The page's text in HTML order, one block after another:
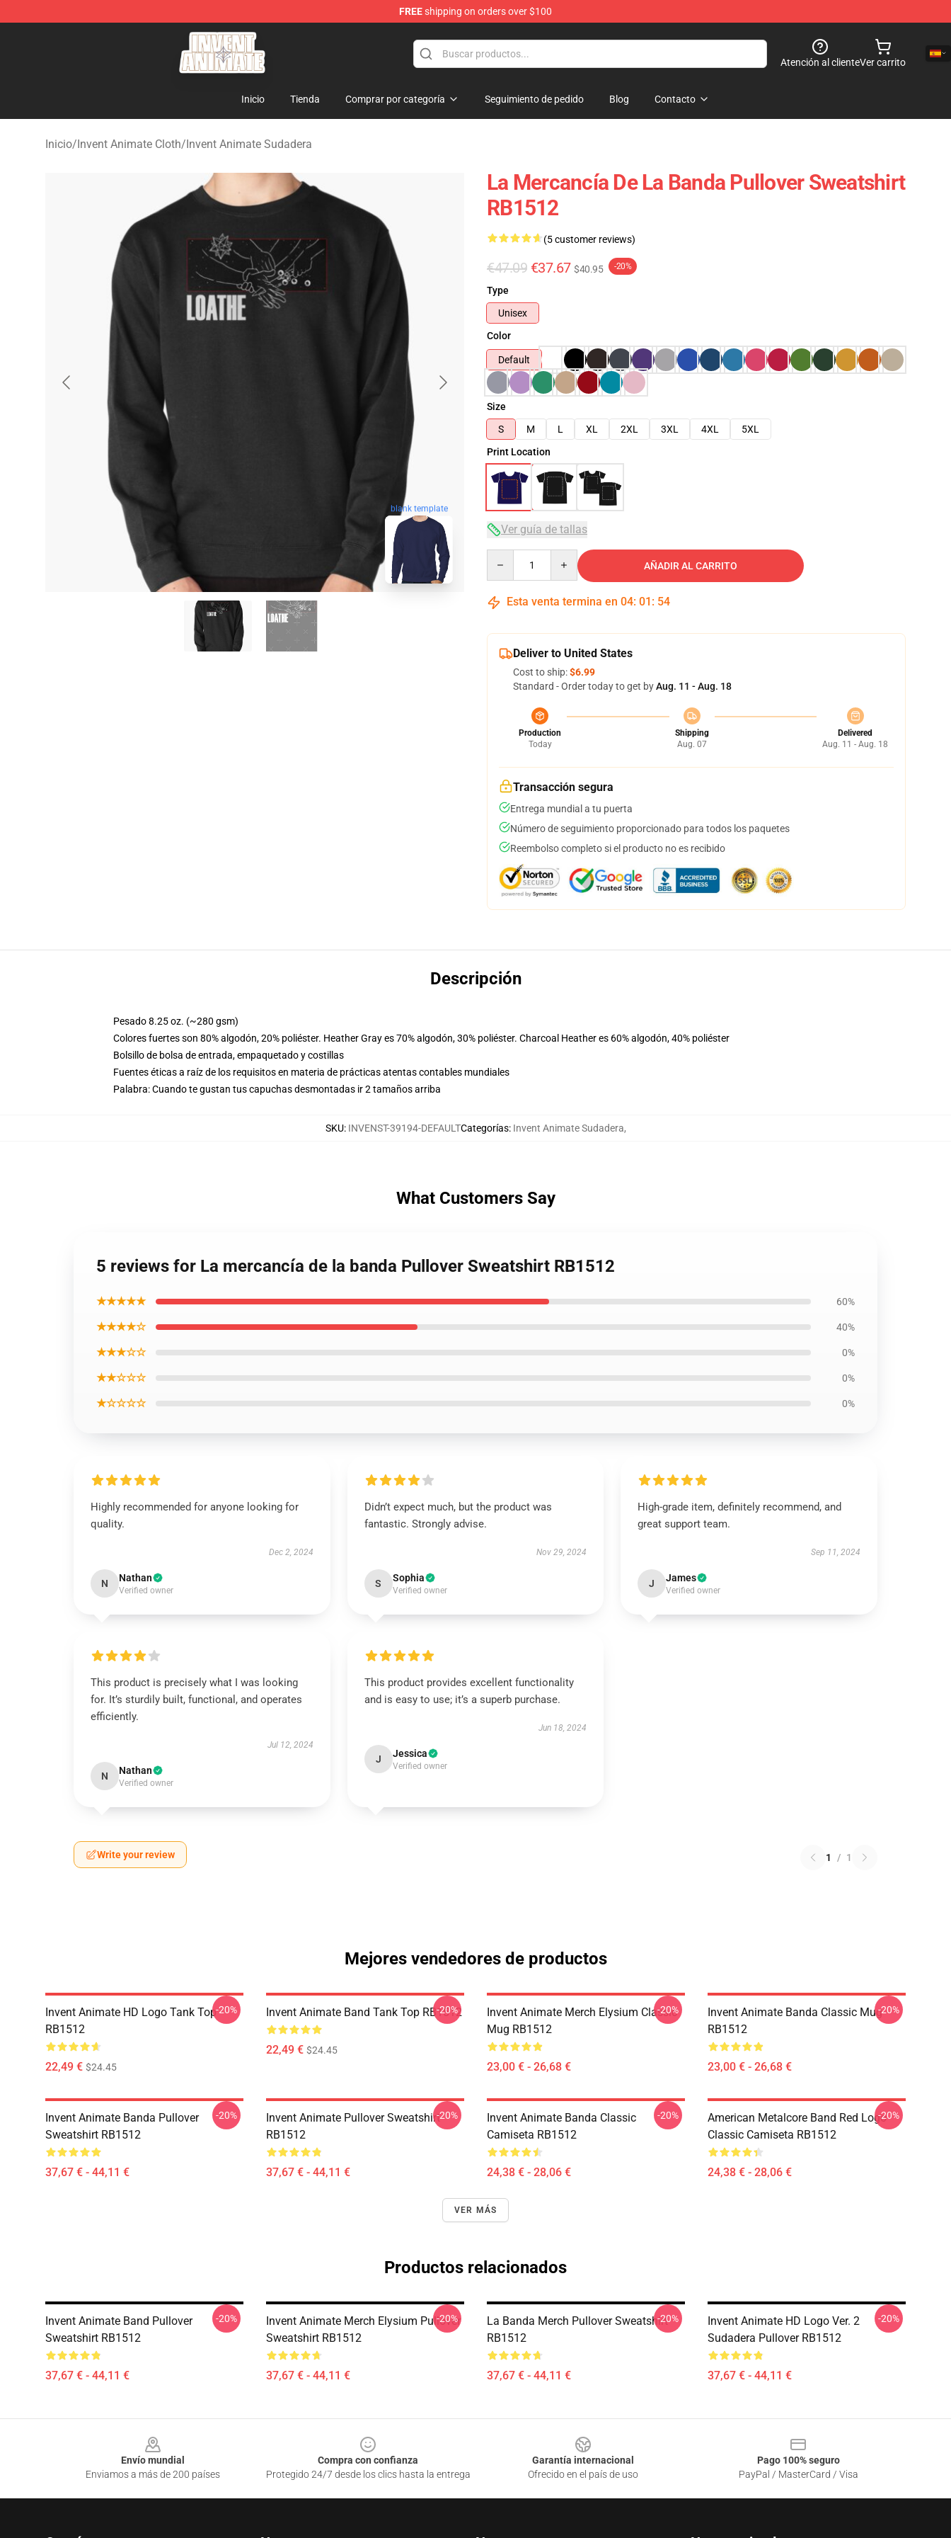
FREEshipping on orders over $100
Invent Animate Shop - Official Invent Animate Merchandise Store
Atención al clienteVer carrito
Inicio Tienda Comprar por categoría Seguimiento de pedido Blog Contacto
Inicio/Invent Animate Cloth/Invent Animate Sudadera
blank template
La Mercancía De La Banda Pullover Sweatshirt
RB1512
(5 customer reviews)
€47.09 €37.67 $40.95 -20%
Type
Unisex
Color
Default
Size
S
M L XL 2XL 3XL 4XL
5XL
Print Location
Ver guía de tallas
AÑADIR AL CARRITO
Esta venta termina en 04: 01 : 53
Deliver to United States
Cost to ship:$6.99
Standard - Order today to get byAug. 11 - Aug. 18
Production
Today
Shipping
Aug. 07
Delivered
Aug. 11 - Aug. 18
Transacción segura
Entrega mundial a tu puerta
Número de seguimiento proporcionado para todos los paquetes
Reembolso completo si el producto no es recibido
Descripción
Pesado 8.25 oz. (~280 gsm)
Colores fuertes son 80% algodón, 20% poliéster. Heather Gray es 70% algodón, 30% poliéster. Charcoal Heather es 60% algodón, 40% poliéster
Bolsillo de bolsa de entrada, empaquetado y costillas
Fuentes éticas a raíz de los requisitos en materia de prácticas atentas contables mundiales
Palabra: Cuando te gustan tus capuchas desmontadas ir 2 tamaños arriba
SKU: INVENST-39194-DEFAULTCategorías: Invent Animate Sudadera,
What Customers Say
5 reviews for La mercancía de la banda Pullover Sweatshirt RB1512
★★★★★ 60%
★★★★☆ 40%
★★★☆☆ 0%
★★☆☆☆ 0%
★☆☆☆☆ 0%
Highly recommended for anyone looking for
quality.
Dec 2, 2024
N Nathan
Verified owner
Didn’t expect much, but the product was
fantastic. Strongly advise.
Nov 29, 2024
S Sophia
Verified owner
High-grade item, definitely recommend, and
great support team.
Sep 11, 2024
J James
Verified owner
This product is precisely what I was looking
for. It’s sturdily built, functional, and operates
efficiently.
Jul 12, 2024
N Nathan
Verified owner
This product provides excellent functionality
and is easy to use; it’s a superb purchase.
Jun 18, 2024
J Jessica
Verified owner
Write your review 1 / 1
Mejores vendedores de productos
Invent Animate HD Logo Tank Top
RB1512
22,49 € $24.45
-20% Invent Animate Band Tank Top RB1512
22,49 € $24.45
-20%
Invent Animate Merch Elysium Classic
Mug RB1512
23,00 € - 26,68 €
-20%
Invent Animate Banda Classic Mug
RB1512
23,00 € - 26,68 €
-20%
Invent Animate Banda Pullover
Sweatshirt RB1512
37,67 € - 44,11 €
-20%
Invent Animate Pullover Sweatshirt
RB1512
37,67 € - 44,11 €
-20%
Invent Animate Banda Classic
Camiseta RB1512
24,38 € - 28,06 €
-20%
American Metalcore Band Red Logo
Classic Camiseta RB1512
24,38 € - 28,06 €
-20%
VER MÁS
Productos relacionados
Invent Animate Band Pullover
Sweatshirt RB1512
37,67 € - 44,11 €
-20%
Invent Animate Merch Elysium Pullover
Sweatshirt RB1512
37,67 € - 44,11 €
-20%
La Banda Merch Pullover Sweatshirt
RB1512
37,67 € - 44,11 €
-20%
Invent Animate HD Logo Ver. 2
Sudadera Pullover RB1512
37,67 € - 44,11 €
-20%
Envío mundial
Enviamos a más de 200 países
Compra con confianza
Protegido 24/7 desde los clics hasta la entrega
Garantía internacional
Ofrecido en el país de uso
Pago 100% seguro
PayPal / MasterCard / Visa